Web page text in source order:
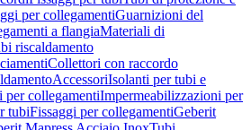
per collegamentiGuarnizioni del
a flangiaMateriali di
riscaldamento
Collettori con raccordo
AccessoriIsolanti per tubi e
per collegamentiImpermeabilizzazioni per
tubiFissaggi per collegamentiGeberit